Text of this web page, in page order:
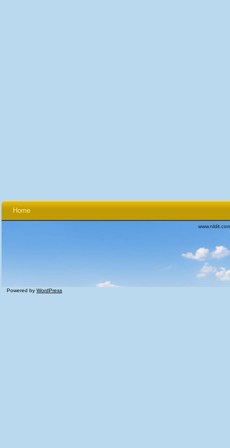
Home
Powered by WordPress